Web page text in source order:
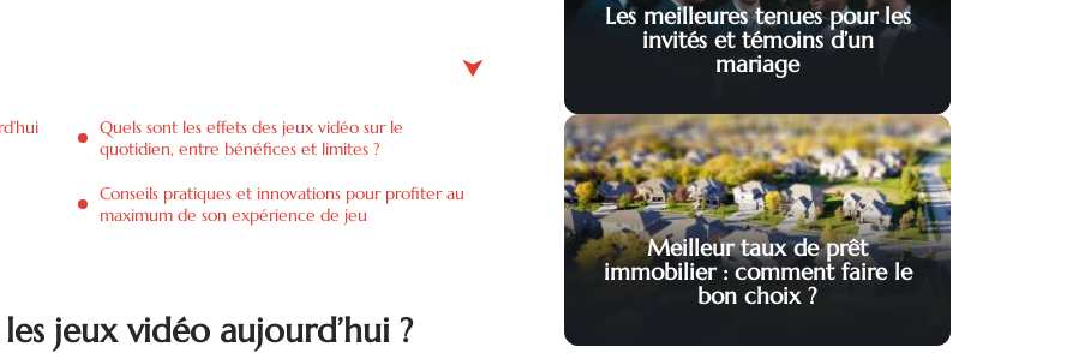
Quels sont les effets des jeux vidéo sur le
quotidien, entre bénéfices et limites ?
Conseils pratiques et innovations pour profiter au
maximum de son expérience de jeu
jeux vidéo aujourd’hui ?
Les meilleures tenues pour les
invités et témoins d’un
mariage
Meilleur taux de prêt
immobilier : comment faire le
bon choix ?